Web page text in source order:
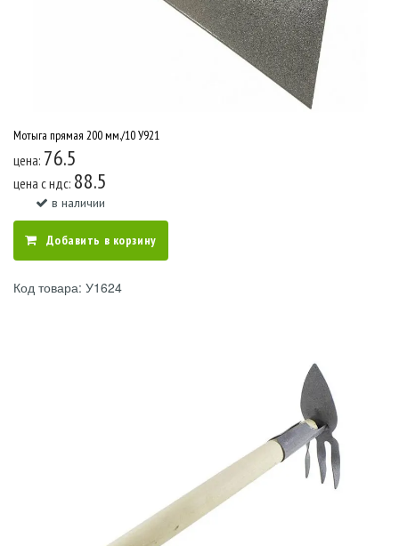
Мотыга прямая 200 мм./10 У921
цена: 76.5
цена c ндс: 88.5
в наличии
Добавить в корзину
Код товара: У1624